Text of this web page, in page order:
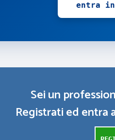
entra
Sei un
Registrati ed entra